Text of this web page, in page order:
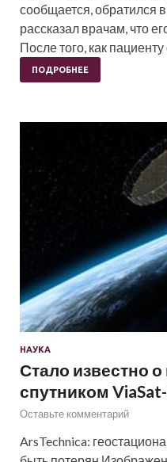
сообщается, обратился
рассказал врачам, что
После того, как
ПОДРОБНЕЕ
НАУКА
Стало известно
спутником
Оставьте комментарий
ArsTechnica: